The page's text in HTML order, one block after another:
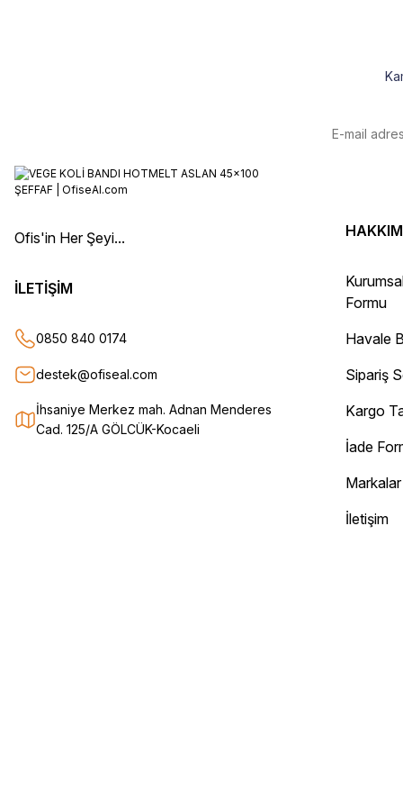
Kesinlikle herkese tavsiye ederim. Ürünü aldıktan sonra tüm sipariş
Can Yurtseven | 06/12/2025
Deneyimini Paylaş
Ofis'in Her Şeyi...
İLETİŞİM
0850 840 0174
destek@ofiseal.com
İhsaniye Merkez mah. Adnan Menderes
Cad. 125/A GÖLCÜK-Kocaeli
Formu
Havale
Sipariş
Kargo
İade
Markalar
İletişim